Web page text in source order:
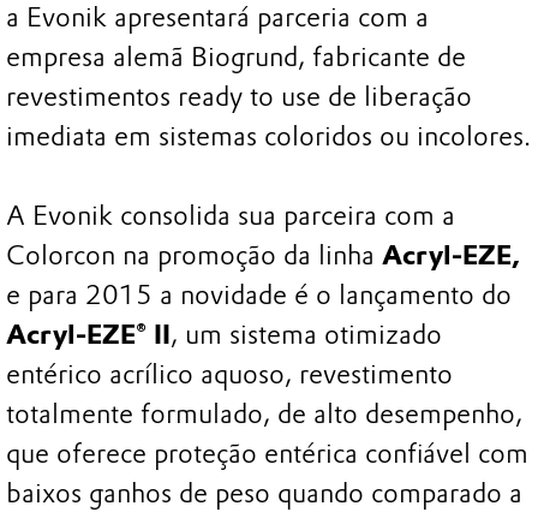
a Evonik apresentará parceria com a
empresa alemã Biogrund, fabricante de
revestimentos ready to use de liberação
imediata em sistemas coloridos ou incolores.
A Evonik consolida sua parceira com a
Colorcon na promoção da linha Acryl-EZE,
e para 2015 a novidade é o lançamento do
Acryl-EZE® II, um sistema otimizado
entérico acrílico aquoso, revestimento
totalmente formulado, de alto desempenho,
que oferece proteção entérica confiável com
baixos ganhos de peso quando comparado a